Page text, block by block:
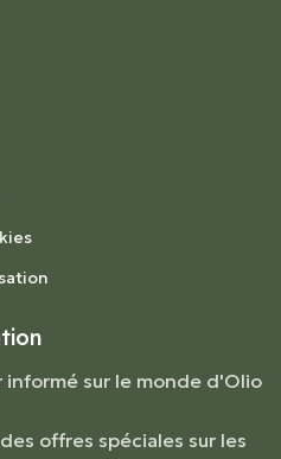
informé sur le monde d'Olio
offres spéciales sur les